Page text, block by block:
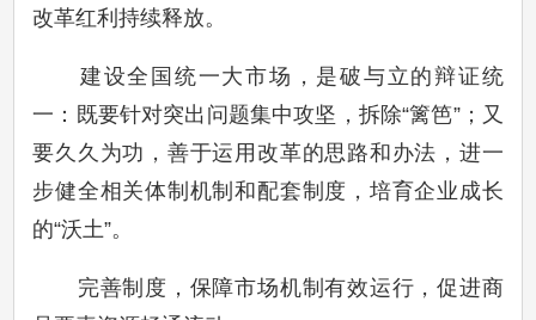
改革红利持续释放。
建设全国统一大市场，是破与立的辩证统
一：既要针对突出问题集中攻坚，拆除“篱笆”；又
要久久为功，善于运用改革的思路和办法，进一
步健全相关体制机制和配套制度，培育企业成长
的“沃土”。
完善制度，保障市场机制有效运行，促进商